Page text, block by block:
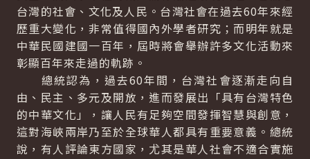
台灣的社會、文化及人民。台灣社會在過去60年來經
歷重大變化，非常值得國內外學者研究；而明年就是
中華民國建國一百年，屆時將會舉辦許多文化活動來
彰顯百年來走過的軌跡。
總統認為，過去60年間，台灣社會逐漸走向自
由、民主、多元及開放，進而發展出「具有台灣特色
的中華文化」，讓人民有足夠空間發揮智慧與創意，
這對海峽兩岸乃至於全球華人都具有重要意義。總統
說，有人評論東方國家，尤其是華人社會不適合實施